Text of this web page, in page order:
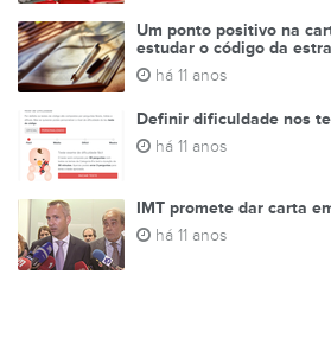
Um ponto positivo na
estudar o código da
há 11 anos
Definir dificuldade nos
há 11 anos
IMT promete dar carta
há 11 anos